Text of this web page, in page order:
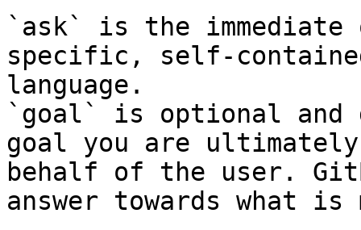
`ask` is the
specific, self-
language.
`goal` is optional and
goal you are
behalf of the user.
answer towards what